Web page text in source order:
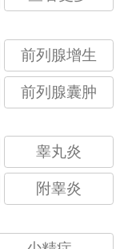
前列腺增生
前列腺囊肿
睾丸炎
附睾炎